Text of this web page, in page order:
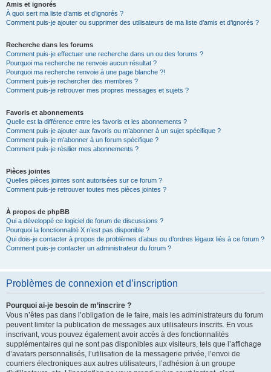
Amis et ignorés
À quoi sert ma liste d’amis et d’ignorés ?
Comment puis-je ajouter ou supprimer des utilisateurs de ma liste d’amis et d’ignorés ?
Recherche dans les forums
Comment puis-je effectuer une recherche dans un ou des forums ?
Pourquoi ma recherche ne renvoie aucun résultat ?
Pourquoi ma recherche renvoie à une page blanche ?!
Comment puis-je rechercher des membres ?
Comment puis-je retrouver mes propres messages et sujets ?
Favoris et abonnements
Quelle est la différence entre les favoris et les abonnements ?
Comment puis-je ajouter aux favoris ou m’abonner à un sujet spécifique ?
Comment puis-je m’abonner à un forum spécifique ?
Comment puis-je résilier mes abonnements ?
Pièces jointes
Quelles pièces jointes sont autorisées sur ce forum ?
Comment puis-je retrouver toutes mes pièces jointes ?
À propos de phpBB
Qui a développé ce logiciel de forum de discussions ?
Pourquoi la fonctionnalité X n’est pas disponible ?
Qui dois-je contacter à propos de problèmes d’abus ou d’ordres légaux liés à ce forum ?
Comment puis-je contacter un administrateur du forum ?
Problèmes de connexion et d’inscription
Pourquoi ai-je besoin de m’inscrire ?
Vous n’êtes pas dans l’obligation de le faire, mais les administrateurs du forum
peuvent limiter la publication de messages aux utilisateurs inscrits. En vous
inscrivant, vous pouvez également avoir accès à des fonctionnalités
supplémentaires qui ne sont pas disponibles aux visiteurs, tels que l’affichage
d’avatars personnalisés, l’utilisation de la messagerie privée, l’envoi de
courriers électroniques aux autres utilisateurs, l’adhésion à un groupe